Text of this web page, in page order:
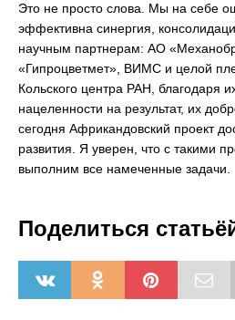
Это не просто слова. Мы на себе
эффективна синергия,
научным партнерам: АО
«Гипроцветмет», ВИМС и целой
Кольского центра РАН, благодаря
нацеленности на результат, их
сегодня Африкандовский проект
развития. Я уверен, что с такими
выполним все намеченные задачи.
Поделиться